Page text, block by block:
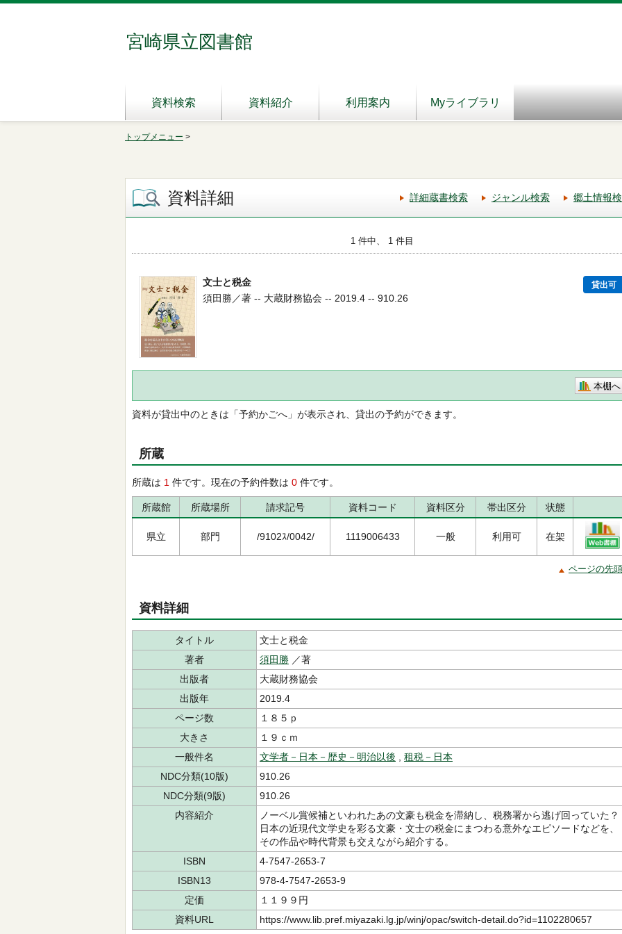
宮崎県立図書館
資料検索 資料紹介 利用案内 Myライブラリ
トップメニュー >
資料詳細 詳細蔵書検索 ジャンル検索 郷土情報
1 件中、 1 件目
文士と税金 貸出可
須田勝／著 -- 大蔵財務協会 -- 2019.4 -- 910.26
本棚へ
資料が貸出中のときは「予約かごへ」が表示され、貸出の予約ができます。
所蔵
所蔵は 1 件です。現在の予約件数は 0 件です。
所蔵館 所蔵場所 請求記号 資料コード 資料区分 帯出区分 状態
県立 部門 /9102ｽ/0042/ 1119006433 一般 利用可 在架
ページの先
資料詳細
タイトル
文士と税金
著者
須田勝 ／著
出版者
大蔵財務協会
出版年
2019.4
ページ数
１８５ｐ
大きさ
１９ｃｍ
一般件名
文学者－日本－歴史－明治以後
租税－日本
NDC分類(10版)
910.26
NDC分類(9版)
910.26
内容紹介
ノーベル賞候補といわれたあの文豪も税金を滞納し、税務署から逃げ回っていた？
日本の近現代文学史を彩る文豪・文士の税金にまつわる意外なエピソードなどを、
その作品や時代背景も交えながら紹介する。
ISBN
4-7547-2653-7
ISBN13
978-4-7547-2653-9
定価
１１９９円
資料URL
https://www.lib.pref.miyazaki.lg.jp/winj/opac/switch-detail.do?id=1102280657